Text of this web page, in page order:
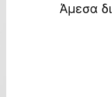
Άμεσα